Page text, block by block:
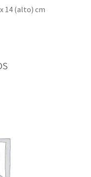
14 (alto) cm